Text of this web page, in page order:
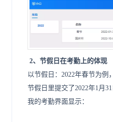
2、节假日在考勤上的体现
以节假日：2022年春节为例
节假日里提交了2022年1月
我的考勤界面显示：